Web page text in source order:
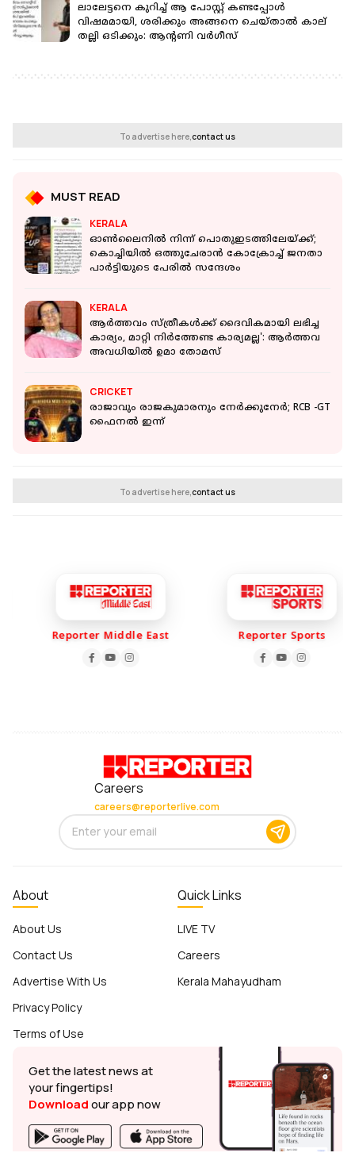
ലാലേട്ടനെ കുറിച്ച് ആ പോസ്റ്റ് കണ്ടപ്പോൾ
വിഷമമായി, ശരിക്കും അങ്ങനെ ചെയ്താൽ കാല്
തല്ലി ഒടിക്കും: ആന്റണി വർഗീസ്
To advertise here,contact us
MUST READ
KERALA
ഓൺലൈനിൽ നിന്ന് പൊതുഇടത്തിലേയ്ക്ക്;
കൊച്ചിയിൽ ഒത്തുചേരാൻ കോക്രോച്ച് ജനതാ
പാർട്ടിയുടെ പേരിൽ സന്ദേശം
KERALA
ആര്‍ത്തവം സ്ത്രീകള്‍ക്ക് ദൈവികമായി ലഭിച്ച
കാര്യം, മാറ്റി നിര്‍ത്തേണ്ട കാര്യമല്ല': ആർത്തവ
അവധിയിൽ ഉമാ തോമസ്
CRICKET
രാജാവും രാജകുമാരനും നേർക്കുനേർ; RCB -GT
ഫൈനൽ ഇന്ന്
To advertise here,contact us
Reporter Middle East Reporter Sports
Careers
careers@reporterlive.com
About
About Us
Contact Us
Advertise With Us
Privacy Policy
Terms of Use
Quick Links
LIVE TV
Careers
Kerala Mahayudham
Get the latest news at
your fingertips!
Downloadour app now